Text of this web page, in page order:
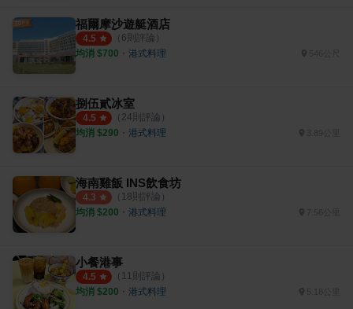
福爾摩沙遊艇酒店
4.5 （ 6則評論）
均消 $700 ・ 港式料理 546公尺
捌伍貳冰室
4.5 （ 24則評論）
均消 $290 ・ 港式料理 3.89公里
海南雞飯 INS飲食坊
4.3 （ 18則評論）
均消 $200 ・ 港式料理 7.56公里
小餐港事
4.5 （ 11則評論）
均消 $200 ・ 港式料理 5.18公里